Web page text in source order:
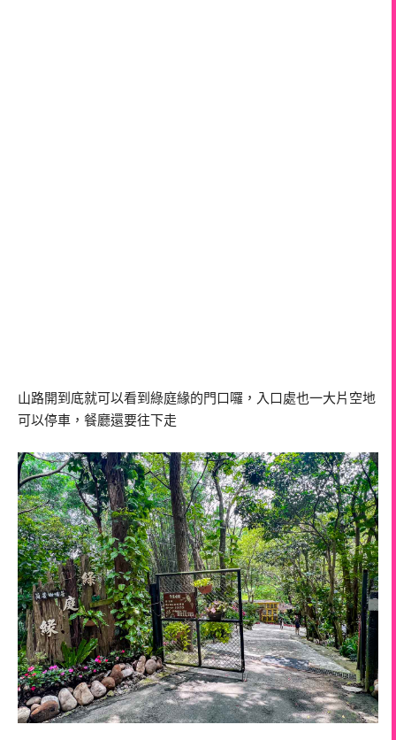
山路開到底就可以看到綠庭緣的門口囉，入口處也一大片空地
可以停車，餐廳還要往下走